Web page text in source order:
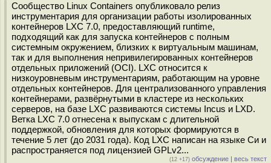
Сообщество Linux Containers опубликовало релиз
инструментария для организации работы изолированных
контейнеров LXC 7.0, предоставляющий runtime,
подходящий как для запуска контейнеров с полным
системным окружением, близких к виртуальным машинам,
так и для выполнения непривилегированных контейнеров
отдельных приложений (OCI). LXC относится к
низкоуровневым инструментариям, работающим на уровне
отдельных контейнеров. Для централизованного управления
контейнерами, развёрнутыми в кластере из нескольких
серверов, на базе LXC развиваются системы Incus и LXD.
Ветка LXC 7.0 отнесена к выпускам с длительной
поддержкой, обновления для которых формируются в
течение 5 лет (до 2031 года). Код LXC написан на языке Си и
распространяется под лицензией GPLv2...
(12 +17) обсуждение | весь текст